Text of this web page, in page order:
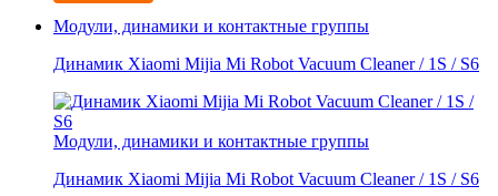
Модули, динамики и контактные группы
Динамик Xiaomi Mijia Mi Robot Vacuum Cleaner / 1S / S6
Модули, динамики и контактные группы
Динамик Xiaomi Mijia Mi Robot Vacuum Cleaner / 1S / S6